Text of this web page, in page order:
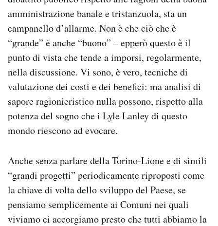
amministrazione banale e tristanzuola, sta un
campanello d’allarme. Non è che ciò che è
“grande” è anche “buono” – epperò questo è il
punto di vista che tende a imporsi, regolarmente,
nella discussione. Vi sono, è vero, tecniche di
valutazione dei costi e dei benefici: ma analisi di
sapore ragionieristico nulla possono, rispetto alla
potenza del sogno che i Lyle Lanley di questo
mondo riescono ad evocare.
Anche senza parlare della Torino-Lione e di simili
“grandi progetti” periodicamente riproposti come
la chiave di volta dello sviluppo del Paese, se
pensiamo semplicemente ai Comuni nei quali
viviamo ci accorgiamo presto che tutti abbiamo la